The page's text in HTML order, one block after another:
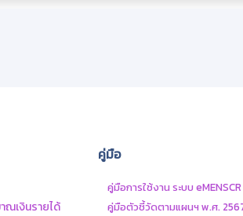
ณเงินรายได้
คู่มือ
คู่มือการใช้งาน ระบบ eMENSCR
คู่มือตัวชี้วัดตามแผนฯ พ.ศ.